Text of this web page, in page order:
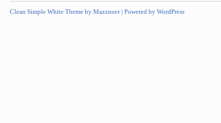
Clean Simple White Theme by Mazznoer | Powered by WordPress